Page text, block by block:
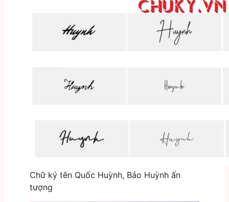
Chữ ký tên Quốc Huỳnh, Bảo Huỳnh ấn
tượng